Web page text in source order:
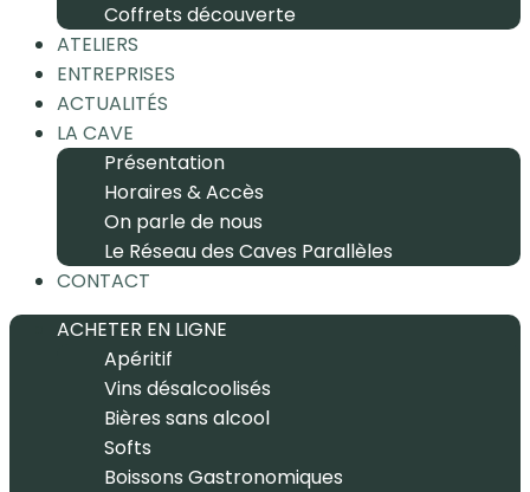
Coffrets découverte
ATELIERS
ENTREPRISES
ACTUALITÉS
LA CAVE
Présentation
Horaires & Accès
On parle de nous
Le Réseau des Caves Parallèles
CONTACT
ACHETER EN LIGNE
Apéritif
Vins désalcoolisés
Bières sans alcool
Softs
Boissons Gastronomiques